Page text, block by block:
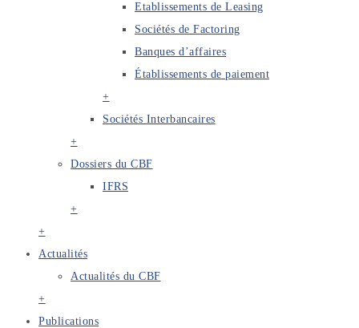
Etablissements de Leasing
Sociétés de Factoring
Banques d’affaires
Établissements de paiement
+
Sociétés Interbancaires
+
Dossiers du CBF
IFRS
+
+
Actualités
Actualités du CBF
+
Publications